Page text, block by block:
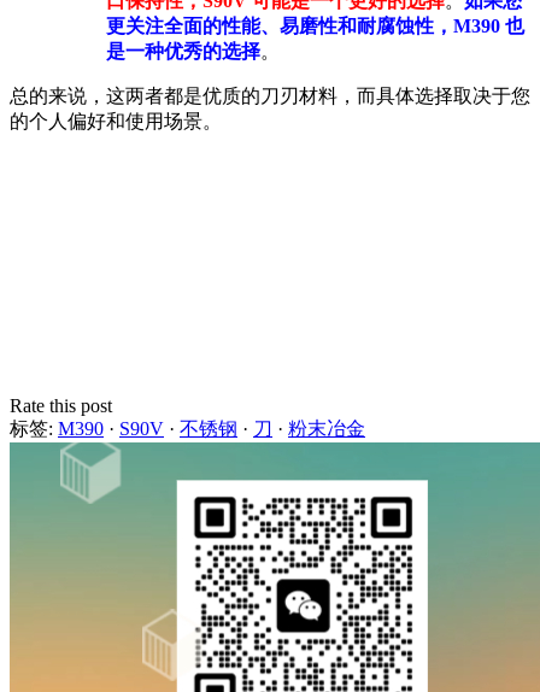
更关注全面的性能、易磨性和耐腐蚀性，M390 也
是一种优秀的选择。
总的来说，这两者都是优质的刀刃材料，而具体选择取决于您
的个人偏好和使用场景。
Rate this post
标签: M390 · S90V · 不锈钢 · 刀 · 粉末冶金